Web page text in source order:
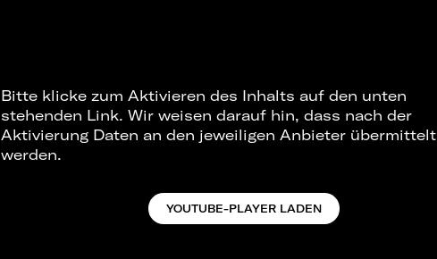
Bitte klicke zum Aktivieren des Inhalts auf den unten
stehenden Link. Wir weisen darauf hin, dass nach der
Aktivierung Daten an den jeweiligen Anbieter übermittelt
werden.
YOUTUBE-PLAYER LADEN